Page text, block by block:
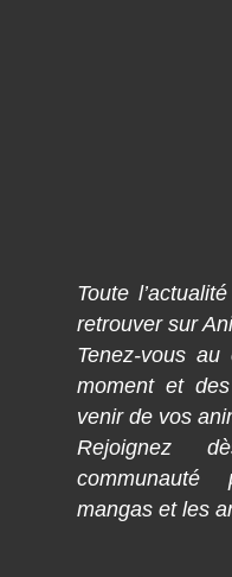
Toute
retrouver sur
Tenez-vous
moment et
venir de vos
Rejoignez
mangas et les